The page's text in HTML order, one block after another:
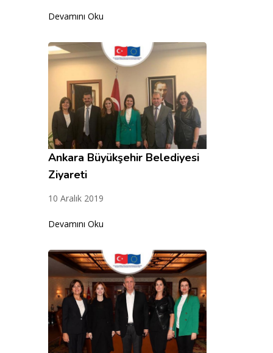
Devamını Oku
Ankara Büyükşehir Belediyesi
Ziyareti
10 Aralık 2019
Devamını Oku